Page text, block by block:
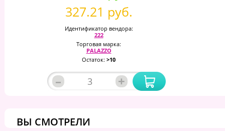
327.21 руб.
Идентификатор вендора:
222
Торговая марка:
PALAZZO
Остаток: >10
– +
ВЫ СМОТРЕЛИ